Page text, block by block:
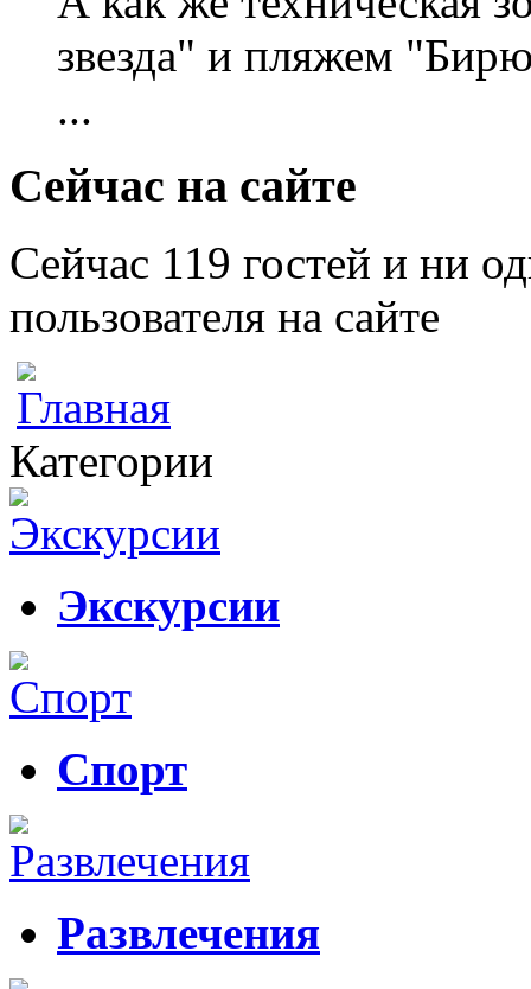
звезда" и пляжем
...
Сейчас на сайте
Сейчас 119 гостей и ни
пользователя на сайте
Категории
Экскурсии
Спорт
Развлечения